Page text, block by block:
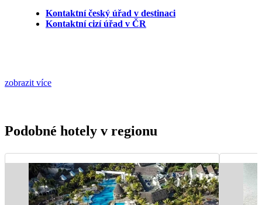
Kontaktní český úřad v destinaci
Kontaktní cizí úřad v ČR
zobrazit více
Podobné hotely v regionu